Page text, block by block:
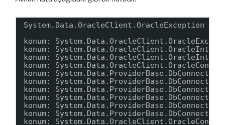
System.Data.OracleClient.OracleException
konum:
konum:
konum:
konum:
konum:
konum:
konum:
konum:
konum:
konum:
konum: